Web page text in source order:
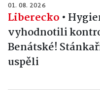
01. 08. 2026
Liberecko •
vyhodnotili
Benátské!
uspěli